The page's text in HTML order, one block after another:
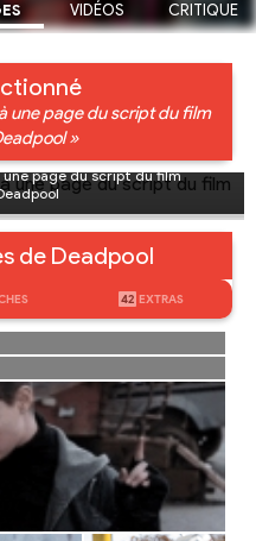
VIDÉOS CRITIQUE
une page du script du film
»
page du script du film
de Deadpool
42 EXTRAS